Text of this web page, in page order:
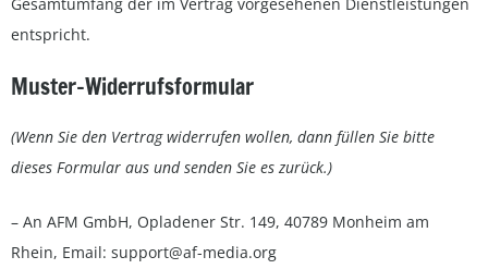
entspricht.
Muster-Widerrufsformular
(Wenn Sie den Vertrag widerrufen wollen, dann füllen Sie bitte
dieses Formular aus und senden Sie es zurück.)
– An AFM GmbH, Opladener Str. 149, 40789 Monheim am
Rhein, Email: support@af-media.org